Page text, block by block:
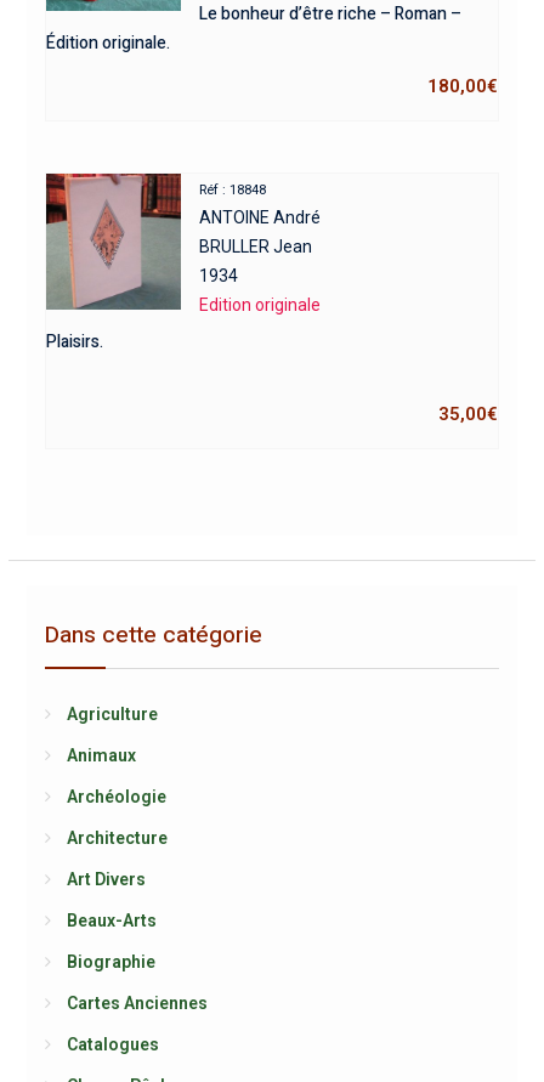
Le bonheur d’être riche – Roman –
Édition originale.
180,00€
Réf : 18848
ANTOINE André
BRULLER Jean
1934
Edition originale
Plaisirs.
35,00€
Dans cette catégorie
Agriculture
Animaux
Archéologie
Architecture
Art Divers
Beaux-Arts
Biographie
Cartes Anciennes
Catalogues